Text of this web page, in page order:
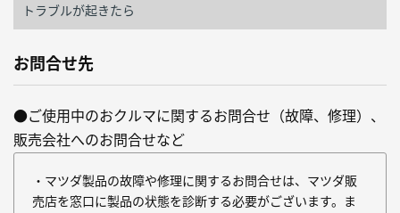
トラブルが起きたら
お問合せ先
●ご使用中のおクルマに関するお問合せ（故障、修理）、
販売会社へのお問合せなど
・マツダ製品の故障や修理に関するお問合せは、マツダ販
売店を窓口に製品の状態を診断する必要がございます。ま